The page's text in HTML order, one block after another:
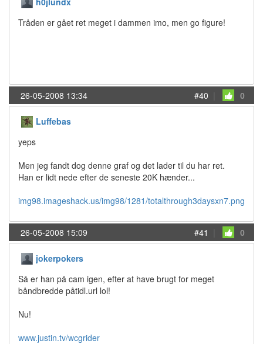
Tråden er gået ret meget i dammen imo, men go figure!
26-05-2008 13:34 #40 | 0
Luffebas
yeps
Men jeg fandt dog denne graf og det lader til du har ret.
Han er lidt nede efter de seneste 20K hænder...
img98.imageshack.us/img98/1281/totalthrough3daysxn7.png
26-05-2008 15:09 #41 | 0
jokerpokers
Så er han på cam igen, efter at have brugt for meget
båndbredde påtidl.url lol!
Nu!
www.justin.tv/wcgrider